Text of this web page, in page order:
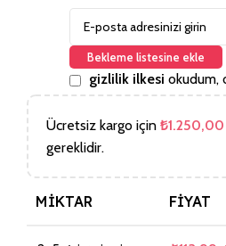
Bekleme listesine ekle
gizlilik ilkesi okudum,
Ücretsiz kargo için ₺1.250,00
gereklidir.
MIKTAR FIYAT